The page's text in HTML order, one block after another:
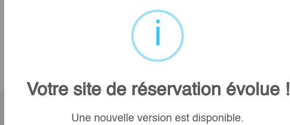
Votre site de réservation évolue !
Une nouvelle version est disponible.